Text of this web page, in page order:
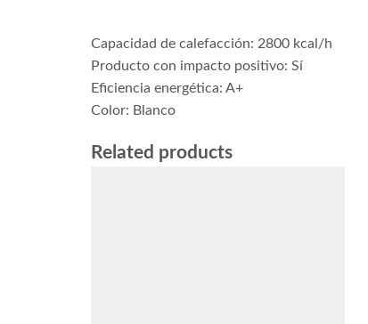
Capacidad de calefacción: 2800 kcal/h
Producto con impacto positivo: Sí
Eficiencia energética: A+
Color: Blanco
Related products